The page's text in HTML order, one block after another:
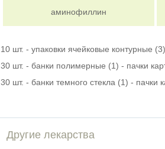
аминофиллин
10 шт. - упаковки ячейковые контурные
30 шт. - банки полимерные (1) - пачки
30 шт. - банки темного стекла (1) - пачки
Другие лекарства